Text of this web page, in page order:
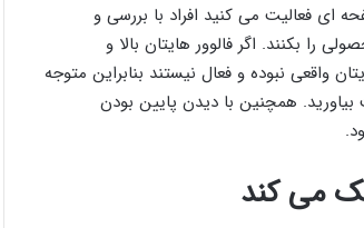
ای فعالیت می کنید افراد با بررسی و
بکنند. اگر فالوور هایتان بالا و
واقعی نبوده و فعال نیستند بنابراین متوجه
همچنین با دیدن پایین بودن
می کند